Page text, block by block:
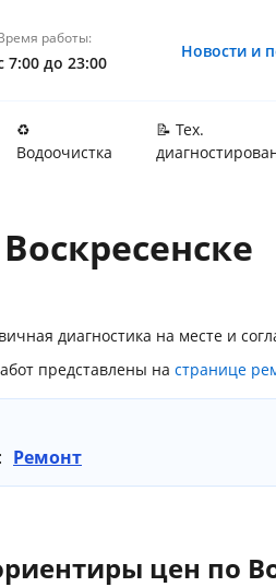
работы:
7:00 до 23:00
Новости и
♻️
Водоочистка
📝 Тех.
диагностика на месте и
представлены на странице
Ремонт
цен по